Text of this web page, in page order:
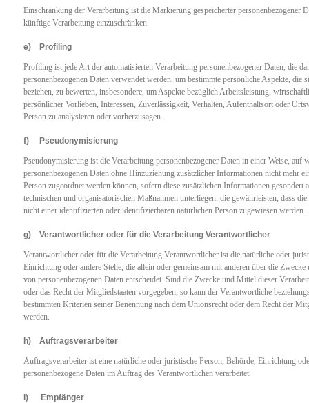
Einschränkung der Verarbeitung ist die Markierung gespeicherter personenbezogener
künftige Verarbeitung einzuschränken.
e) Profiling
Profiling ist jede Art der automatisierten Verarbeitung personenbezogener Daten, die
personenbezogenen Daten verwendet werden, um bestimmte persönliche Aspekte, die
beziehen, zu bewerten, insbesondere, um Aspekte bezüglich Arbeitsleistung,
persönlicher Vorlieben, Interessen, Zuverlässigkeit, Verhalten, Aufenthaltsort oder
Person zu analysieren oder vorherzusagen.
f) Pseudonymisierung
Pseudonymisierung ist die Verarbeitung personenbezogener Daten in einer Weise, auf
personenbezogenen Daten ohne Hinzuziehung zusätzlicher Informationen nicht mehr
Person zugeordnet werden können, sofern diese zusätzlichen Informationen gesondert
technischen und organisatorischen Maßnahmen unterliegen, die gewährleisten, dass
nicht einer identifizierten oder identifizierbaren natürlichen Person zugewiesen werden.
g) Verantwortlicher oder für die Verarbeitung Verantwortlicher
Verantwortlicher oder für die Verarbeitung Verantwortlicher ist die natürliche oder
Einrichtung oder andere Stelle, die allein oder gemeinsam mit anderen über die
von personenbezogenen Daten entscheidet. Sind die Zwecke und Mittel dieser
oder das Recht der Mitgliedstaaten vorgegeben, so kann der Verantwortliche
bestimmten Kriterien seiner Benennung nach dem Unionsrecht oder dem Recht der
werden.
h) Auftragsverarbeiter
Auftragsverarbeiter ist eine natürliche oder juristische Person, Behörde, Einrichtung
personenbezogene Daten im Auftrag des Verantwortlichen verarbeitet.
i) Empfänger